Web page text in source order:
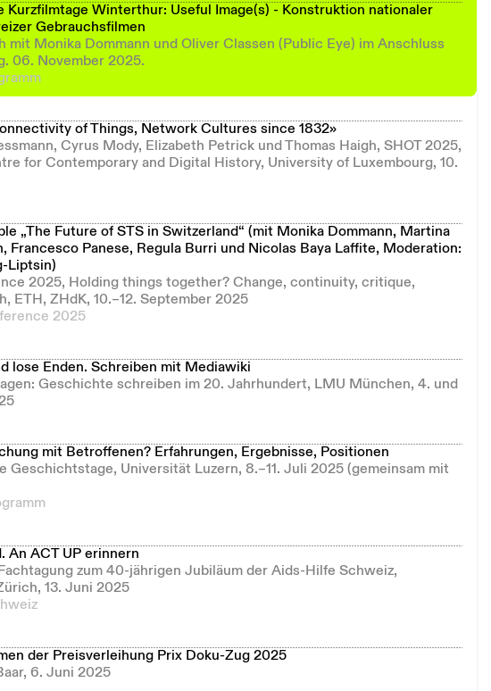
Kurzfilmtage Winterthur: Useful Image(s) - Konstruktion nationaler
Gebrauchsfilmen
mit Monika Dommann und Oliver Classen (Public Eye) im Anschluss
06. November 2025.
of Things, Network Cultures since 1832»
Cyrus Mody, Elizabeth Petrick und Thomas Haigh, SHOT 2025,
for Contemporary and Digital History, University of Luxembourg, 10.
„The Future of STS in Switzerland“ (mit Monika Dommann, Martina
Francesco Panese, Regula Burri und Nicolas Baya Laffite, Moderation:
Liptsin)
2025, Holding things together? Change, continuity, critique,
ETH, ZHdK, 10.–12. September 2025
2025
lose Enden. Schreiben mit Mediawiki
Geschichte schreiben im 20. Jahrhundert, LMU München, 4. und
mit Betroffenen? Erfahrungen, Ergebnisse, Positionen
Geschichtstage, Universität Luzern, 8.–11. Juli 2025 (gemeinsam mit
An ACT UP erinnern
zum 40-jährigen Jubiläum der Aids-Hilfe Schweiz,
13. Juni 2025
der Preisverleihung Prix Doku-Zug 2025
6. Juni 2025